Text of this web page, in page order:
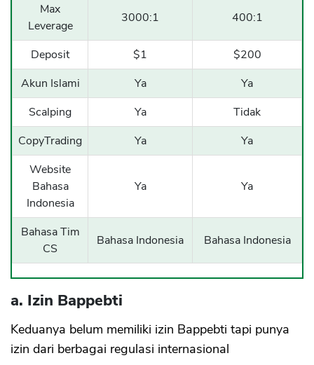
Max
Leverage
3000:1 400:1
Deposit $1
$200
Akun Islami
Ya
Ya
Scalping
Ya
Tidak
CopyTrading
Ya
Ya
Website
Bahasa
Indonesia
Ya Ya
Bahasa Tim
CS
Bahasa Indonesia Bahasa Indonesia
a. Izin Bappebti
Keduanya belum memiliki izin Bappebti tapi punya
izin dari berbagai regulasi internasional